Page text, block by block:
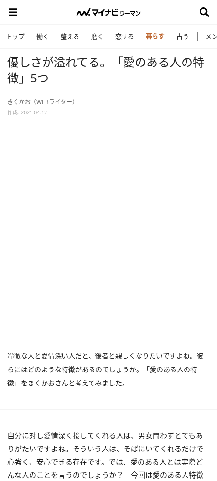
トップ 働く 整える 磨く 恋する 暮らす 占う メ
優しさが溢れてる。「愛のある人の特
徴」5つ
きくかお（WEBライター）
作成: 2021.04.12
冷徹な人と愛情深い人だと、後者と親しくなりたいですよね。彼
らにはどのような特徴があるのでしょうか。「愛のある人の特
徴」をきくかおさんと考えてみました。
自分に対し愛情深く接してくれる人は、男女問わずとてもあ
りがたいですよね。そういう人は、そばにいてくれるだけで
心強く、安心できる存在です。では、愛のある人とは実際ど
んな人のことを言うのでしょうか？ 今回は愛のある人特徴